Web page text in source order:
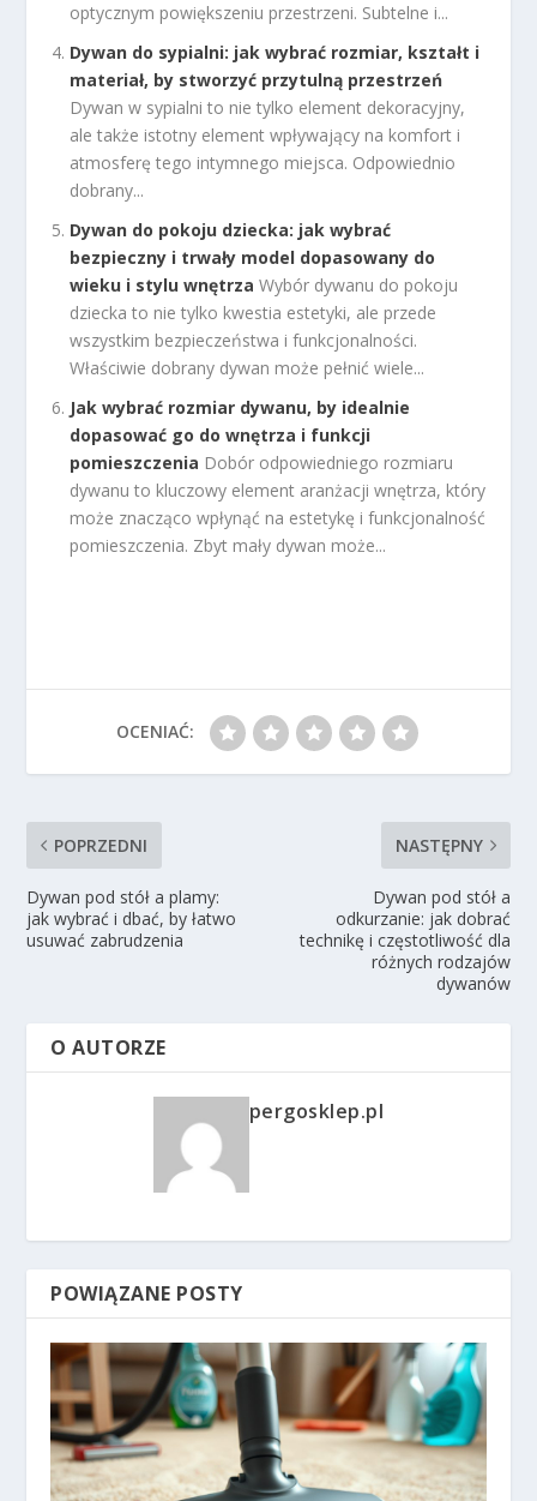
optycznym powiększeniu przestrzeni. Subtelne i...
Dywan do sypialni: jak wybrać rozmiar, kształt i
materiał, by stworzyć przytulną przestrzeń
Dywan w sypialni to nie tylko element dekoracyjny,
ale także istotny element wpływający na komfort i
atmosferę tego intymnego miejsca. Odpowiednio
dobrany...
Dywan do pokoju dziecka: jak wybrać
bezpieczny i trwały model dopasowany do
wieku i stylu wnętrza Wybór dywanu do pokoju
dziecka to nie tylko kwestia estetyki, ale przede
wszystkim bezpieczeństwa i funkcjonalności.
Właściwie dobrany dywan może pełnić wiele...
Jak wybrać rozmiar dywanu, by idealnie
dopasować go do wnętrza i funkcji
pomieszczenia Dobór odpowiedniego rozmiaru
dywanu to kluczowy element aranżacji wnętrza, który
może znacząco wpłynąć na estetykę i funkcjonalność
pomieszczenia. Zbyt mały dywan może...
OCENIAĆ:
POPRZEDNI
Dywan pod stół a plamy:
jak wybrać i dbać, by łatwo
usuwać zabrudzenia
NASTĘPNY
Dywan pod stół a
odkurzanie: jak dobrać
technikę i częstotliwość dla
różnych rodzajów
dywanów
O AUTORZE
pergosklep.pl
POWIĄZANE POSTY